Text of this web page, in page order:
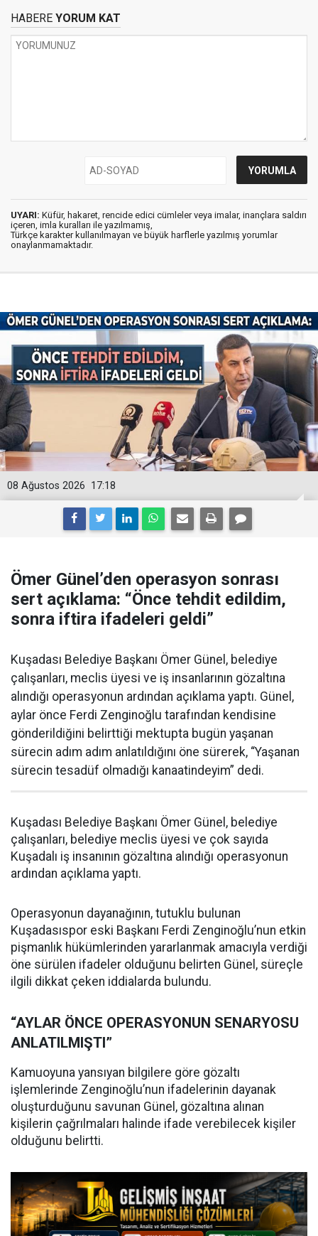
HABERE YORUM KAT
UYARI: Küfür, hakaret, rencide edici cümleler veya imalar, inançlara saldırı
içeren, imla kuralları ile yazılmamış,
Türkçe karakter kullanılmayan ve büyük harflerle yazılmış yorumlar
onaylanmamaktadır.
17:18
08 Ağustos 2026
Ömer Günel’den operasyon sonrası
sert açıklama: “Önce tehdit edildim,
sonra iftira ifadeleri geldi”
Kuşadası Belediye Başkanı Ömer Günel, belediye
çalışanları, meclis üyesi ve iş insanlarının gözaltına
alındığı operasyonun ardından açıklama yaptı. Günel,
aylar önce Ferdi Zenginoğlu tarafından kendisine
gönderildiğini belirttiği mektupta bugün yaşanan
sürecin adım adım anlatıldığını öne sürerek, “Yaşanan
sürecin tesadüf olmadığı kanaatindeyim” dedi.
Kuşadası Belediye Başkanı Ömer Günel, belediye
çalışanları, belediye meclis üyesi ve çok sayıda
Kuşadalı iş insanının gözaltına alındığı operasyonun
ardından açıklama yaptı.
Operasyonun dayanağının, tutuklu bulunan
Kuşadasıspor eski Başkanı Ferdi Zenginoğlu’nun etkin
pişmanlık hükümlerinden yararlanmak amacıyla verdiği
öne sürülen ifadeler olduğunu belirten Günel, süreçle
ilgili dikkat çeken iddialarda bulundu.
“AYLAR ÖNCE OPERASYONUN SENARYOSU
ANLATILMIŞTI”
Kamuoyuna yansıyan bilgilere göre gözaltı
işlemlerinde Zenginoğlu’nun ifadelerinin dayanak
oluşturduğunu savunan Günel, gözaltına alınan
kişilerin çağrılmaları halinde ifade verebilecek kişiler
olduğunu belirtti.